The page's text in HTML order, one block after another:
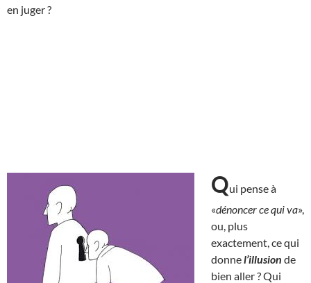
en juger ?
Qui pense à
«dénoncer ce qui va»,
ou, plus
exactement, ce qui
donnel’illusion de
bien aller ? Qui